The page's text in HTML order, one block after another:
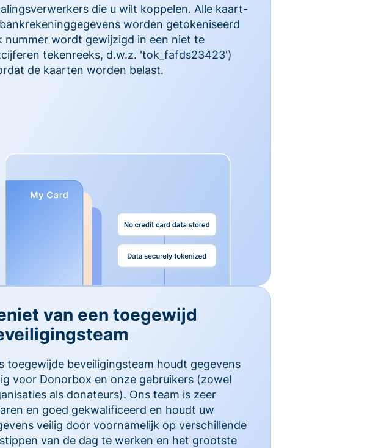
die u wilt koppelen. Alle kaart-
worden getokeniseerd
nummer wordt gewijzigd in een niet te
tekenreeks, d.w.z. 'tok_fafds23423')
de kaarten worden belast.
van een toegewijd
toegewijde beveiligingsteam houdt gegevens
voor Donorbox en onze gebruikers (zowel
als donateurs). Ons team is zeer
en goed gekwalificeerd en houdt uw
veilig door voornamelijk op verschillende
van de dag te werken en het grootste